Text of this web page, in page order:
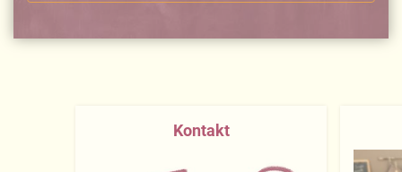
Kontakt